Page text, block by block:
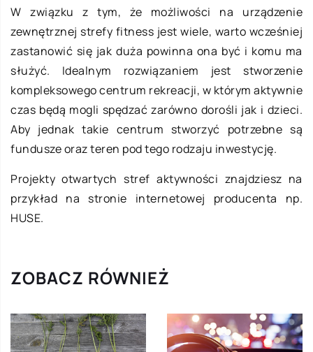
W związku z tym, że możliwości na urządzenie
zewnętrznej strefy fitness jest wiele, warto wcześniej
zastanowić się jak duża powinna ona być i komu ma
służyć. Idealnym rozwiązaniem jest stworzenie
kompleksowego centrum rekreacji, w którym aktywnie
czas będą mogli spędzać zarówno dorośli jak i dzieci.
Aby jednak takie centrum stworzyć potrzebne są
fundusze oraz teren pod tego rodzaju inwestycję.
Projekty otwartych stref aktywności znajdziesz na
przykład na stronie internetowej producenta np.
HUSE.
ZOBACZ RÓWNIEŻ